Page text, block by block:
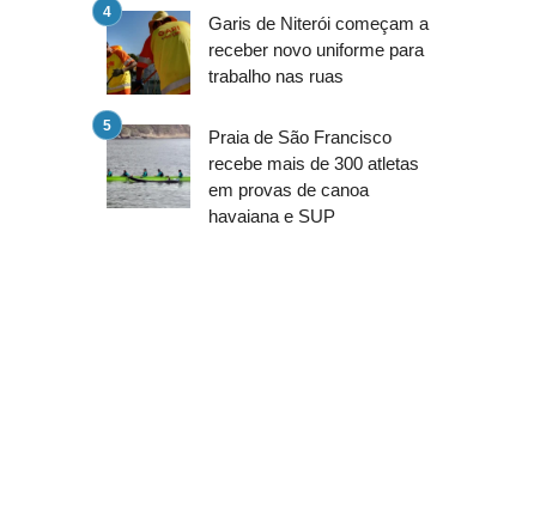
Garis de Niterói começam a
receber novo uniforme para
trabalho nas ruas
Praia de São Francisco
recebe mais de 300 atletas
em provas de canoa
havaiana e SUP